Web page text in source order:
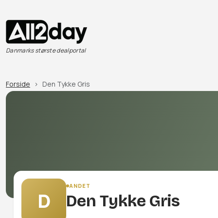
Danmarks største dealportal
Forside Den Tykke Gris
D
ANDET
Den Tykke Gris